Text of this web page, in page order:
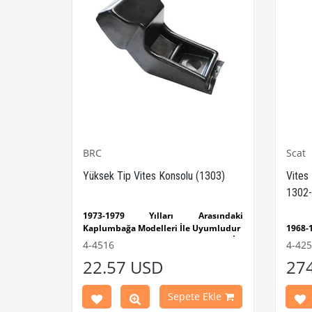
BRC
Yüksek Tip Vites Konsolu (1303)
1973-1979 Yılları Arasındaki
Kaplumbağa Modelleri İle Uyumludur
1303 Kaplumbağa Modelleri İle
VWCC Parça No : 4-4516 OEM Parça No
4-4516
22.57 USD
Sepete Ekle
Scat
Vites
4-